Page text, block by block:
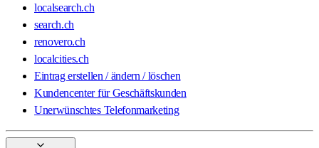
localsearch.ch
search.ch
renovero.ch
localcities.ch
Eintrag erstellen / ändern / löschen
Kundencenter für Geschäftskunden
Unerwünschtes Telefonmarketing